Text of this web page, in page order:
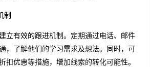
制
立有效的跟进机制。定期通过电话、邮件
，了解他们的学习需求及想法。同时，可
扣优惠等措施，增加线索的转化可能性。